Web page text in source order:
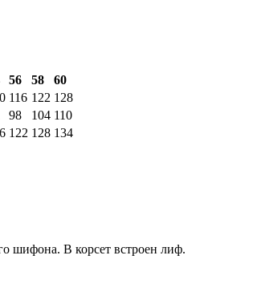
56 58
60
116 122 128
98 104 110
122 128 134
шифона. В корсет встроен лиф.